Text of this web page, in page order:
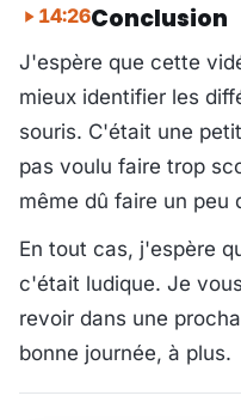
14:26Conclusion
J'espère que cette
mieux identifier les
souris. C'était une
pas voulu faire trop
même dû faire un peu
En tout cas, j'espère
c'était ludique. Je
revoir dans une
bonne journée, à plus.